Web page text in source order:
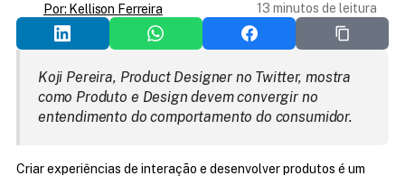
Por: Kellison Ferreira 13 minutos de leitura
Koji Pereira, Product Designer no Twitter, mostra
como Produto e Design devem convergir no
entendimento do comportamento do consumidor.
Criar experiências de interação e desenvolver produtos é um